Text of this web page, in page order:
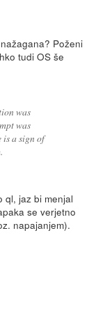
Poženi
tudi OS še
was
was
is a sign of
ql, jaz bi menjal
se verjetno
napajanjem).